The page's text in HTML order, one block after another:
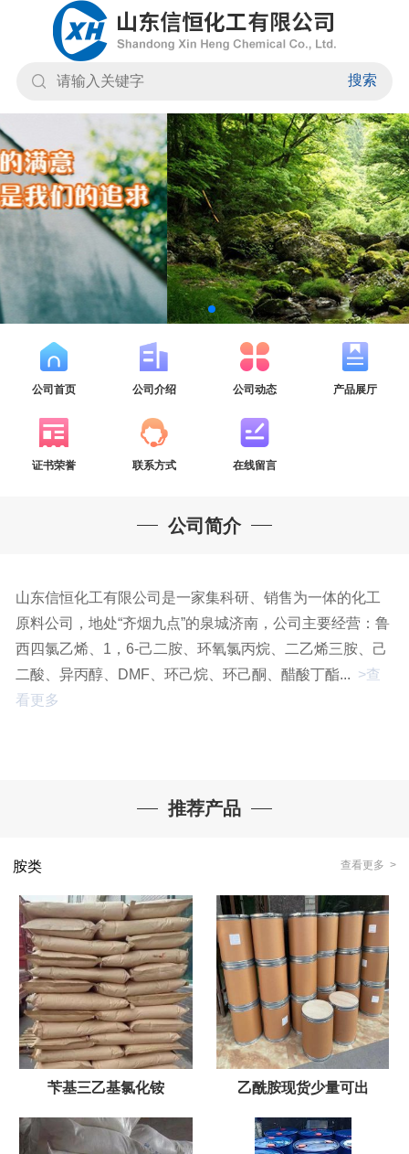
搜索
公司首页 公司介绍 公司动态 产品展厅
证书荣誉 联系方式 在线留言
公司简介
山东信恒化工有限公司是一家集科研、销售为一体的化工
原料公司，地处“齐烟九点”的泉城济南，公司主要经营：鲁
西四氯乙烯、1，6-己二胺、环氧氯丙烷、二乙烯三胺、己
二酸、异丙醇、DMF、环己烷、环己酮、醋酸丁酯... >查
看更多
推荐产品
胺类 查看更多 >
苄基三乙基氯化铵 乙酰胺现货少量可出